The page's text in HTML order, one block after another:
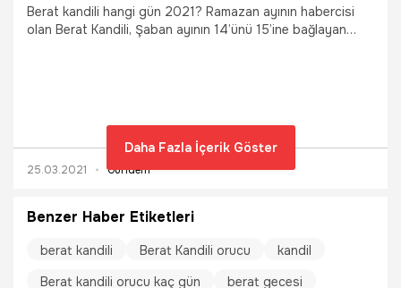
Berat kandili hangi gün 2021? Ramazan ayının habercisi
olan Berat Kandili, Şaban ayının 14’ünü 15’ine bağlayan
25.03.2021 Gündem
Daha Fazla İçerik Göster
Benzer Haber Etiketleri
berat kandili Berat Kandili orucu
kandil
Berat kandili orucu kaç gün
berat gecesi